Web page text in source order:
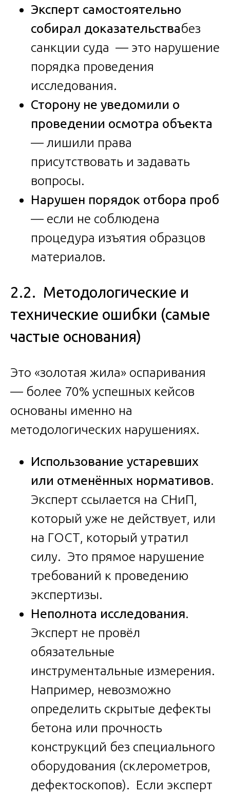
Эксперт самостоятельно
собирал доказательствабез
санкции суда — это нарушение
порядка проведения
исследования.
Сторону не уведомили о
проведении осмотра объекта
— лишили права
присутствовать и задавать
вопросы.
Нарушен порядок отбора проб
— если не соблюдена
процедура изъятия образцов
материалов.
2.2. Методологические и
технические ошибки (самые
частые основания)
Это «золотая жила» оспаривания
— более 70% успешных кейсов
основаны именно на
методологических нарушениях.
Использование устаревших
или отменённых нормативов.
Эксперт ссылается на СНиП,
который уже не действует, или
на ГОСТ, который утратил
силу. Это прямое нарушение
требований к проведению
экспертизы.
Неполнота исследования.
Эксперт не провёл
обязательные
инструментальные измерения.
Например, невозможно
определить скрытые дефекты
бетона или прочность
конструкций без специального
оборудования (склерометров,
дефектоскопов). Если эксперт